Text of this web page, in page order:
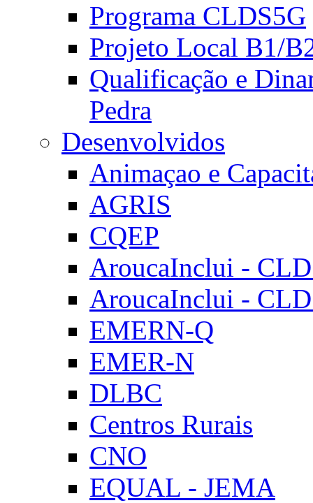
Programa CLDS5G
Projeto Local B1/
Qualificação e
Pedra
Desenvolvidos
Animaçao e
AGRIS
CQEP
AroucaInclui -
AroucaInclui -
EMERN-Q
EMER-N
DLBC
Centros Rurais
CNO
EQUAL - JEMA